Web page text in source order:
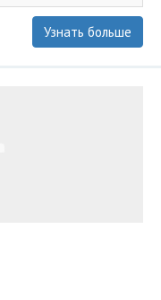
Узнать больше